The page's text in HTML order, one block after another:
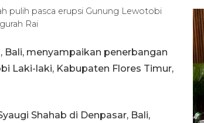
pulih pasca erupsi Gunung Lewotobi
Rai
Bali, menyampaikan penerbangan
Laki-laki, Kabupaten Flores Timur,
Shahab di Denpasar, Bali,